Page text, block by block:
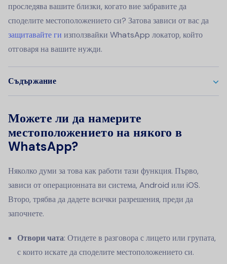
проследява вашите близки, когато вие забравите да
споделите местоположението си? Затова зависи от вас да
защитавайте ги използвайки WhatsApp локатор, който
отговаря на вашите нужди.
Съдържание
Можете ли да намерите
местоположението на някого в
WhatsApp?
Няколко думи за това как работи тази функция. Първо,
зависи от операционната ви система, Android или iOS.
Второ, трябва да дадете всички разрешения, преди да
започнете.
Отвори чата: Отидете в разговора с лицето или групата,
с които искате да споделите местоположението си.